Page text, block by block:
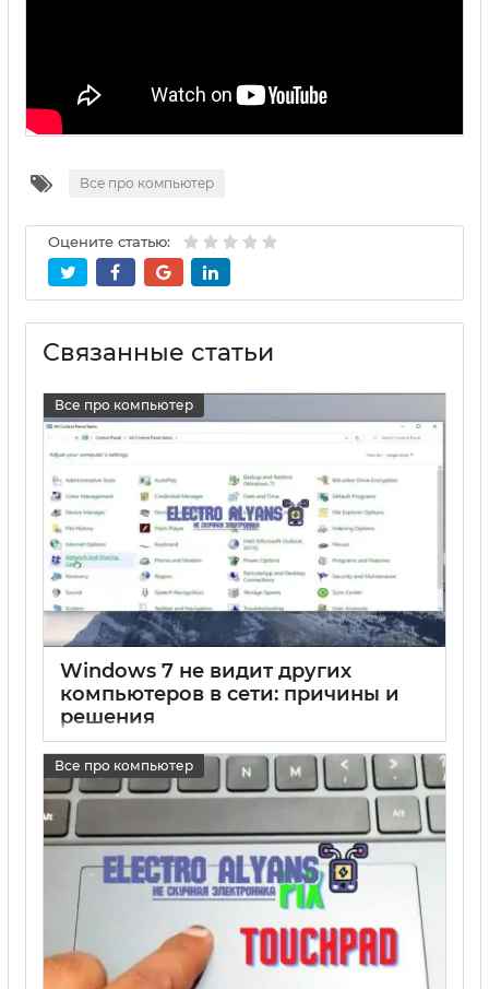
Все про компьютер
Оцените статью:
Связанные статьи
Все про компьютер
Windows 7 не видит других
компьютеров в сети: причины и
решения
Все про компьютер